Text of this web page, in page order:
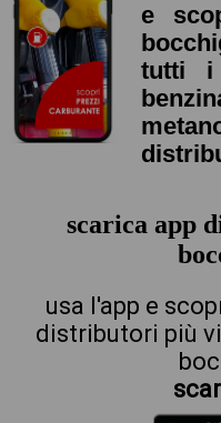
e
tutti i
scarica app
usa l'app e
distributori più